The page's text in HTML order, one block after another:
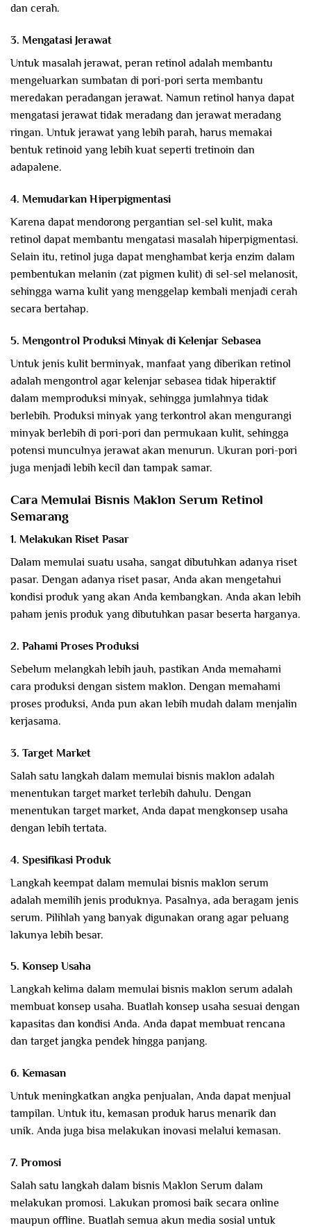
dan cerah.
3. Mengatasi Jerawat
Untuk masalah jerawat, peran retinol adalah membantu
mengeluarkan sumbatan di pori-pori serta membantu
meredakan peradangan jerawat. Namun retinol hanya dapat
mengatasi jerawat tidak meradang dan jerawat meradang
ringan. Untuk jerawat yang lebih parah, harus memakai
bentuk retinoid yang lebih kuat seperti tretinoin dan
adapalene.
4. Memudarkan Hiperpigmentasi
Karena dapat mendorong pergantian sel-sel kulit, maka
retinol dapat membantu mengatasi masalah hiperpigmentasi.
Selain itu, retinol juga dapat menghambat kerja enzim dalam
pembentukan melanin (zat pigmen kulit) di sel-sel melanosit,
sehingga warna kulit yang menggelap kembali menjadi cerah
secara bertahap.
5. Mengontrol Produksi Minyak di Kelenjar Sebasea
Untuk jenis kulit berminyak, manfaat yang diberikan retinol
adalah mengontrol agar kelenjar sebasea tidak hiperaktif
dalam memproduksi minyak, sehingga jumlahnya tidak
berlebih. Produksi minyak yang terkontrol akan mengurangi
minyak berlebih di pori-pori dan permukaan kulit, sehingga
potensi munculnya jerawat akan menurun. Ukuran pori-pori
juga menjadi lebih kecil dan tampak samar.
Cara Memulai Bisnis Maklon Serum Retinol
Semarang
1. Melakukan Riset Pasar
Dalam memulai suatu usaha, sangat dibutuhkan adanya riset
pasar. Dengan adanya riset pasar, Anda akan mengetahui
kondisi produk yang akan Anda kembangkan. Anda akan lebih
paham jenis produk yang dibutuhkan pasar beserta harganya.
2. Pahami Proses Produksi
Sebelum melangkah lebih jauh, pastikan Anda memahami
cara produksi dengan sistem maklon. Dengan memahami
proses produksi, Anda pun akan lebih mudah dalam menjalin
kerjasama.
3. Target Market
Salah satu langkah dalam memulai bisnis maklon adalah
menentukan target market terlebih dahulu. Dengan
menentukan target market, Anda dapat mengkonsep usaha
dengan lebih tertata.
4. Spesifikasi Produk
Langkah keempat dalam memulai bisnis maklon serum
adalah memilih jenis produknya. Pasalnya, ada beragam jenis
serum. Pilihlah yang banyak digunakan orang agar peluang
lakunya lebih besar.
5. Konsep Usaha
Langkah kelima dalam memulai bisnis maklon serum adalah
membuat konsep usaha. Buatlah konsep usaha sesuai dengan
kapasitas dan kondisi Anda. Anda dapat membuat rencana
dan target jangka pendek hingga panjang.
6. Kemasan
Untuk meningkatkan angka penjualan, Anda dapat menjual
tampilan. Untuk itu, kemasan produk harus menarik dan
unik. Anda juga bisa melakukan inovasi melalui kemasan.
7. Promosi
Salah satu langkah dalam bisnis Maklon Serum dalam
melakukan promosi. Lakukan promosi baik secara online
maupun offline. Buatlah semua akun media sosial untuk